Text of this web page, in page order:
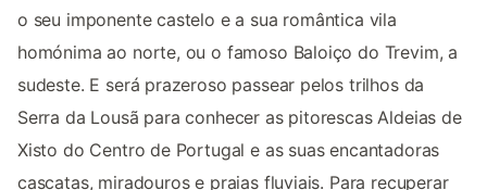
o seu imponente castelo e a sua romântica vila
homónima ao norte, ou o famoso Baloiço do Trevim, a
sudeste. E será prazeroso passear pelos trilhos da
Serra da Lousã para conhecer as pitorescas Aldeias de
Xisto do Centro de Portugal e as suas encantadoras
cascatas, miradouros e praias fluviais. Para recuperar